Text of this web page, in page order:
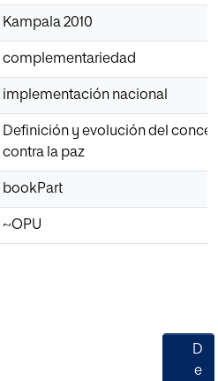
Kampala 2010
complementariedad
implementación nacional
Definición y evolución del
contra la paz
bookPart
~OPU
D
e